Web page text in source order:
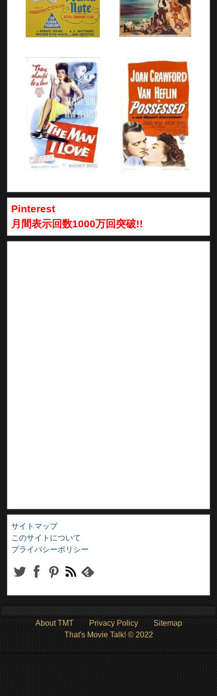
Pinterest
月間表示回数1000万回突破!!
サイトマップ
このサイトについて
プライバシーポリシー
About TMT Privacy Policy
Sitemap
That's Movie Talk! © 2022